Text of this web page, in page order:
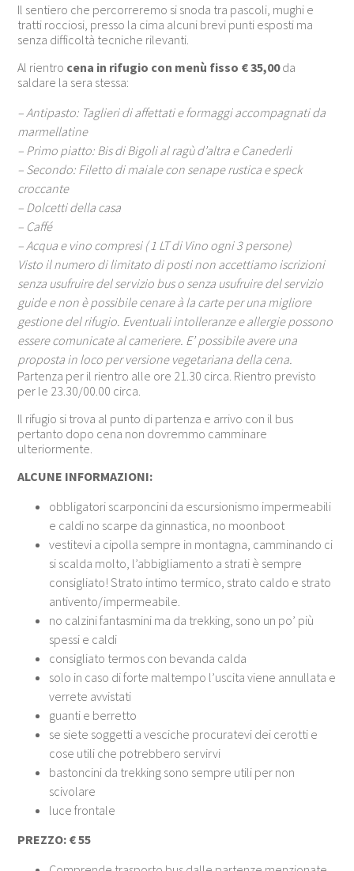
Il sentiero che percorreremo si snoda tra pascoli, mughi e
tratti rocciosi, presso la cima alcuni brevi punti esposti ma
senza difficoltà tecniche rilevanti.
Al rientro cena in rifugio con menù fisso € 35,00da
saldare la sera stessa:
– Antipasto: Taglieri di affettati e formaggi accompagnati da
marmellatine
– Primo piatto: Bis di Bigoli al ragù d’altra e Canederli
– Secondo: Filetto di maiale con senape rustica e speck
croccante
– Dolcetti della casa
– Caffé
– Acqua e vino compresi ( 1 LT di Vino ogni 3 persone)
Visto il numero di limitato di posti non accettiamo iscrizioni
senza usufruire del servizio bus o senza usufruire del servizio
guide e non è possibile cenare à la carte per una migliore
gestione del rifugio. Eventuali intolleranze e allergie possono
essere comunicate al cameriere. E’ possibile avere una
proposta in loco per versione vegetariana della cena.
Partenza per il rientro alle ore 21.30 circa. Rientro previsto
per le 23.30/00.00 circa.
Il rifugio si trova al punto di partenza e arrivo con il bus
pertanto dopo cena non dovremmo camminare
ulteriormente.
ALCUNE INFORMAZIONI:
obbligatori scarponcini da escursionismo impermeabili
e caldi no scarpe da ginnastica, no moonboot
vestitevi a cipolla sempre in montagna, camminando ci
si scalda molto, l’abbigliamento a strati è sempre
consigliato! Strato intimo termico, strato caldo e strato
antivento/impermeabile.
no calzini fantasmini ma da trekking, sono un po’ più
spessi e caldi
consigliato termos con bevanda calda
solo in caso di forte maltempo l’uscita viene annullata e
verrete avvistati
guanti e berretto
se siete soggetti a vesciche procuratevi dei cerotti e
cose utili che potrebbero servirvi
bastoncini da trekking sono sempre utili per non
scivolare
luce frontale
PREZZO: € 55